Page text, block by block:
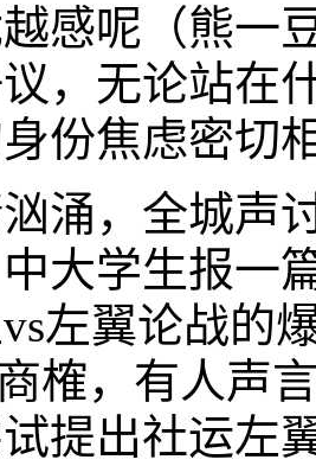
感呢（熊一
，无论站在
份焦虑密切
涌，全城声
大学生报一
左翼论战的
榷，有人声
提出社运左